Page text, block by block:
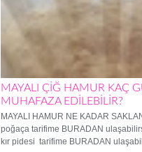
MAYALI ÇİĞ HAMUR KAÇ
MUHAFAZA EDİLEBİLİR?
MAYALI HAMUR NE KADAR
poğaça tarifime BURADAN
kır pidesi tarifime BURADAN